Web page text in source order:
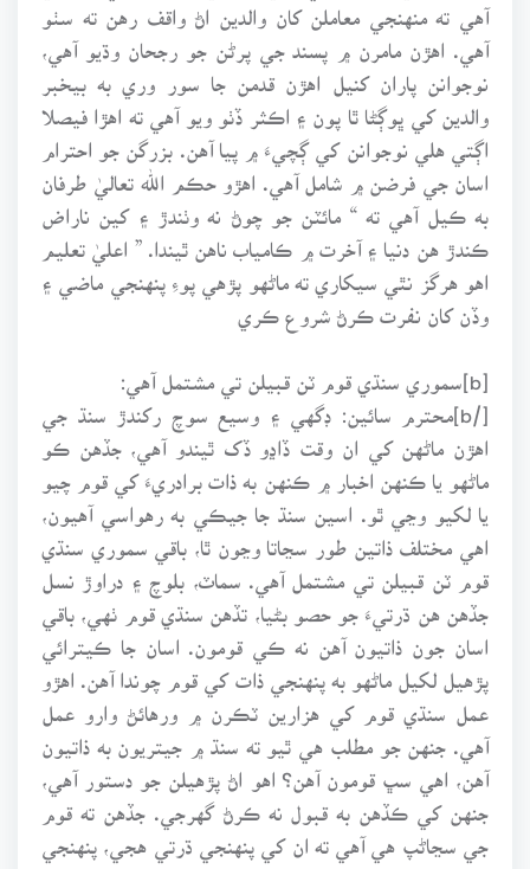
آهي ته منهنجي معاملن کان والدين اڻ واقف رهن ته سٺو
آهي. اهڙن مامرن ۾ پسند جي پرڻن جو رجحان وڌيو آهي،
نوجوانن پاران کنيل اهڙن قدمن جا سور وري به بيخبر
والدين کي ڀوڳڻا ٿا پون ۽ اڪثر ڏٺو ويو آهي ته اهڙا فيصلا
اڳتي هلي نوجوانن کي ڳچيءَ ۾ پيا آهن. بزرگن جو احترام
اسان جي فرضن ۾ شامل آهي. اهڙو حڪم الله تعاليٰ طرفان
به ڪيل آهي ته “ مائٽن جو چوڻ نه وٺندڙ ۽ کين ناراض
ڪندڙ هن دنيا ۽ آخرت ۾ ڪامياب ناهن ٿيندا. ” اعليٰ تعليم
اهو هرگز نٿي سيکاري ته ماڻهو پڙهي پوءِ پنهنجي ماضي ۽
وڏن کان نفرت ڪرڻ شروع ڪري
[b]سموري سنڌي قوم ٽن قبيلن تي مشتمل آهي:
[/b]محترم سائين: ڊگهي ۽ وسيع سوچ رکندڙ سنڌ جي
اهڙن ماڻهن کي ان وقت ڏاڍو ڏک ٿيندو آهي، جڏهن ڪو
ماڻهو يا ڪنهن اخبار ۾ ڪنهن به ذات برادريءَ کي قوم چيو
يا لکيو وڃي ٿو. اسين سنڌ جا جيڪي به رهواسي آهيون،
اهي مختلف ذاتين طور سڃاتا وڃون ٿا، باقي سموري سنڌي
قوم ٽن قبيلن تي مشتمل آهي. سماٽ، بلوچ ۽ دراوڙ نسل
جڏهن هن ڌرتيءَ جو حصو بڻيا، تڏهن سنڌي قوم ٺهي، باقي
اسان جون ذاتيون آهن نه ڪي قومون. اسان جا ڪيترائي
پڙهيل لکيل ماڻهو به پنهنجي ذات کي قوم چوندا آهن. اهڙو
عمل سنڌي قوم کي هزارين ٽڪرن ۾ ورهائڻ وارو عمل
آهي. جنهن جو مطلب هي ٿيو ته سنڌ ۾ جيتريون به ذاتيون
آهن، اهي سڀ قومون آهن؟ اهو اڻ پڙهيلن جو دستور آهي،
جنهن کي ڪڏهن به قبول نه ڪرڻ گهرجي. جڏهن ته قوم
جي سڃاڻپ هي آهي ته ان کي پنهنجي ڌرتي هجي، پنهنجي